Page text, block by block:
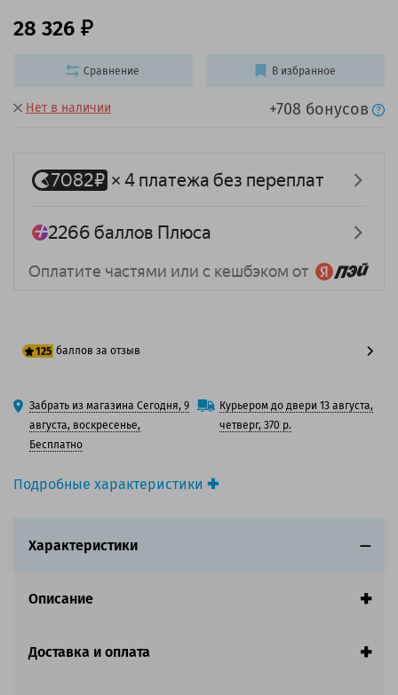
Подробные характеристики
Вид товара:Картридж лазерный
Ресурс:25 000 страниц формата А4 при 5%
Страна:Япония
Нет в наличии +708 бонусов
28 326
125 баллов за отзыв
100 баллов
125 баллов
Забрать из магазина Сегодня, 9
августа, воскресенье,
Бесплатно
Курьером до двери 13 августа,
четверг, 370 р.
Сравнение В избранное
Характеристики
Описание
Доставка и оплата